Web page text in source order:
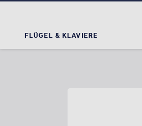
FLÜGEL & KLAVIERE